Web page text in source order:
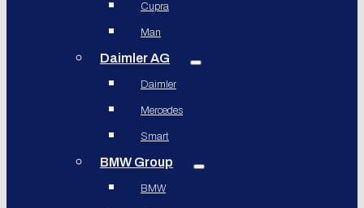
Cupra
Man
Daimler AG
Daimler
Mercedes
Smart
BMW Group
BMW